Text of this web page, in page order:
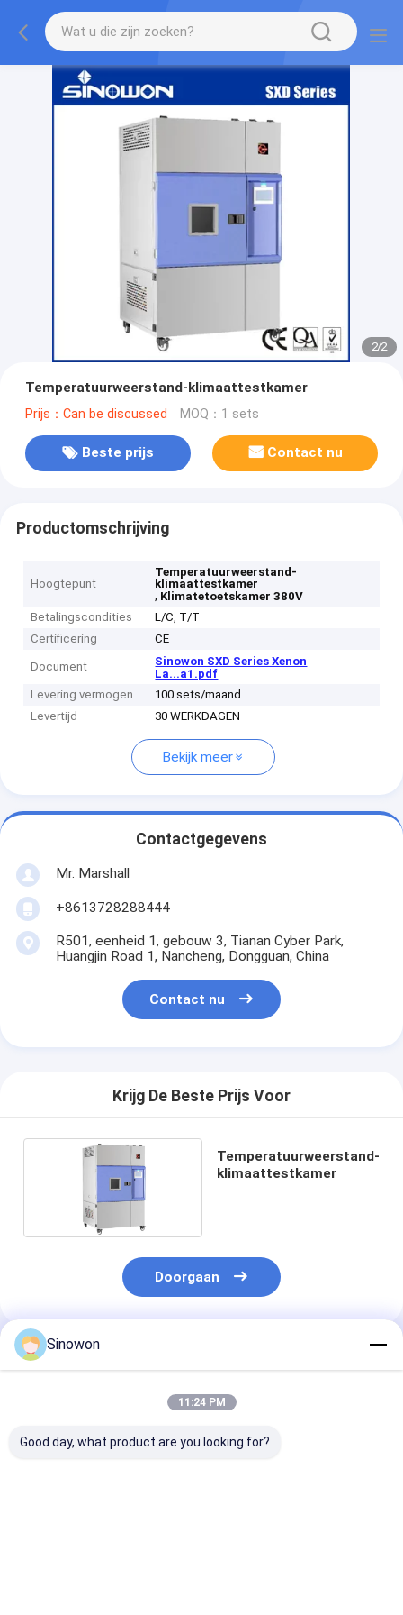
2/2
Temperatuurweerstand-klimaattestkamer
Prijs：Can be discussed MOQ：1 sets
Beste prijs Contact nu
Productomschrijving
Hoogtepunt
Temperatuurweerstand-
klimaattestkamer
, Klimatetoetskamer 380V
Betalingscondities
L/C, T/T
Certificering
CE
Document
Sinowon SXD Series Xenon
La...a1.pdf
Levering vermogen
100 sets/maand
Levertijd
30 WERKDAGEN
Bekijk meer
Contactgegevens
Mr. Marshall
+8613728288444
R501, eenheid 1, gebouw 3, Tianan Cyber Park,
Huangjin Road 1, Nancheng, Dongguan, China
Contact nu
Krijg De Beste Prijs Voor
Temperatuurweerstand-
klimaattestkamer
Doorgaan
Geadviseerde Producten
Sinowon
11:24 PM
Good day, what product are you looking for?